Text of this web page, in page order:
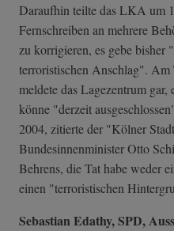
Daraufhin teilte das LKA um
Fernschreiben an mehrere
zu korrigieren, es gebe bisher
terroristischen Anschlag". Am
meldete das Lagezentrum
könne "derzeit
2004, zitierte der "Kölner
Bundesinnenminister Otto
Behrens, die Tat habe weder
einen "terroristischen
Sebastian Edathy, SPD,